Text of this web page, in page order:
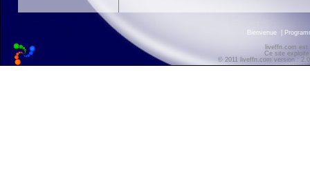
Bienvenue
liveffn.com est
Ce site
© 2011 liveffn.com version :